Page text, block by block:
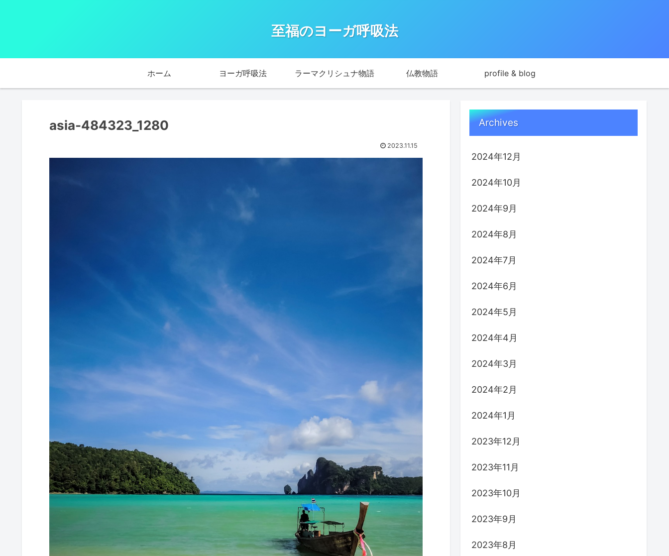
至福のヨーガ呼吸法
ホーム ヨーガ呼吸法 ラーマクリシュナ物語 仏教物語 profile & blog
asia-484323_1280
2023.11.15
Archives
2024年12月
2024年10月
2024年9月
2024年8月
2024年7月
2024年6月
2024年5月
2024年4月
2024年3月
2024年2月
2024年1月
2023年12月
2023年11月
2023年10月
2023年9月
2023年8月